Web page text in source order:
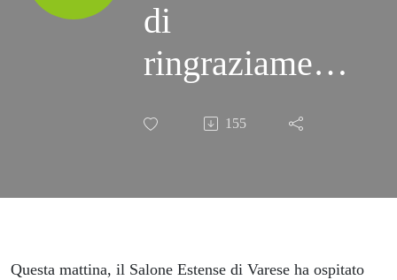
di
ringraziamento
di Francesca a
Glocal
155
Questa mattina, il Salone Estense di Varese ha ospitato